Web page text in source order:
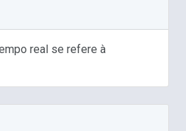
real se refere à